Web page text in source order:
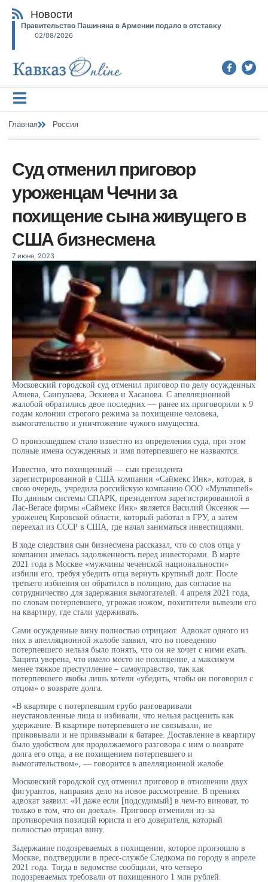
Новости
Правительство Пашиняна в Армении подало в отставку
02/08/2026
Главная Россия
Суд отменил приговор
уроженцам Чечни за
похищение сына живущего в
США бизнесмена
7 июня, 2023
Московский городской суд отменил приговор по делу осужденных
Алиева, Саипулаева, Эскиева и Хасанова. С апелляционной
жалобой обратились двое последних — ранее их приговорили к 9
годам колонии строгого режима за похищение человека,
вымогательство и уничтожение чужого имущества.
О произошедшем стало известно из определения суда, при этом
полные имена осужденных и имя потерпевшего не назваются.
Известно, что похищенный — сын президента
зарегистрированной в США компании «Саймекс Инк», которая, в
свою очередь, учредила российскую компанию ООО «Мультипей».
По данным системы СПАРК, президентом зарегистрированной в
Лас-Вегасе фирмы «Саймекс Инк» является Василий Оксенюк —
уроженец Кировской области, который работал в ГРУ, а затем
переехал из СССР в США, где начал заниматься инвестициями.
В ходе следствия сын бизнесмена рассказал, что со слов отца у
компании имелась задолженность перед инвесторами. В марте
2021 года в Москве «мужчины чеченской национальности»
избили его, требуя убедить отца вернуть крупный долг. После
третьего избиения он обратился в полицию, дав согласие на
сотрудничество для задержания вымогателей. 4 апреля 2021 года,
по словам потерпевшего, угрожая ножом, похитители вывезли его
на квартиру, где стали удерживать.
Сами осужденные вину полностью отрицают. Адвокат одного из
них в апелляционной жалобе заявил, что по поведению
потерпевшего нельзя было понять, что он не хочет с ними ехать.
Защита уверена, что имело место не похищение, а максимум
менее тяжкое преступление – самоуправство, так как
потерпевшего якобы лишь хотели «убедить, чтобы он поговорил с
отцом» о возврате долга.
«В квартире с потерпевшим грубо разговаривали
неустановленные лица и избивали, что нельзя расценить как
удержание. В квартире потерпевшего не связывали, не
приковывали и не привязывали к батарее. Доставление в квартиру
было удобством для продолжаемого разговора с ним о возврате
долга его отца, а не похищением потерпевшего и
вымогательством», — говорится в апелляционной жалобе.
Московский городской суд отменил приговор в отношении двух
фигурантов, направив дело на новое рассмотрение. В прениях
адвокат заявил: «И даже если [подсудимый] в чем-то виноват, то
только в том, что он доехал». Приговор отменили из-за
противоречия позиций юриста и его доверителя, который
полностью отрицал вину.
Задержание подозреваемых в похищении, которое произошло в
Москве, подтвердили в пресс-службе Следкома по городу в апреле
2021 года. Тогда в ведомстве сообщили, что четверо
подозреваемых требовали от похищенного 1 млн рублей.